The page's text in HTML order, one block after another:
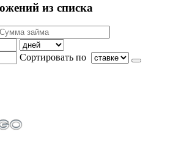
из списка
Сортировать по